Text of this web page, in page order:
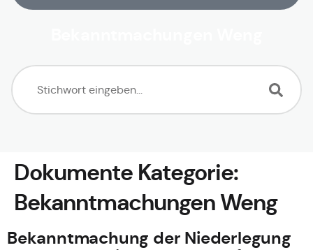
Dokumente Kategorie:
Bekanntmachungen Weng
Bekanntmachung der Niederlegung